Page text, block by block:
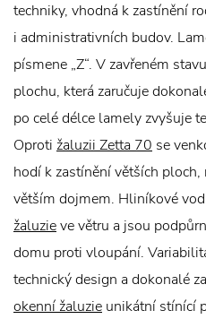
techniky, vhodná k zastínění
i administrativních budov.
písmene „Z“. V zavřeném
plochu, která zaručuje
po celé délce lamely zvyšuje
Oproti žaluzii Zetta 70 se
hodí k zastínění větších
větším dojmem. Hliníkové
žaluzieve větru a jsou
domu proti vloupání.
technický design a dokonalé
okenní žaluzie unikátní stínící